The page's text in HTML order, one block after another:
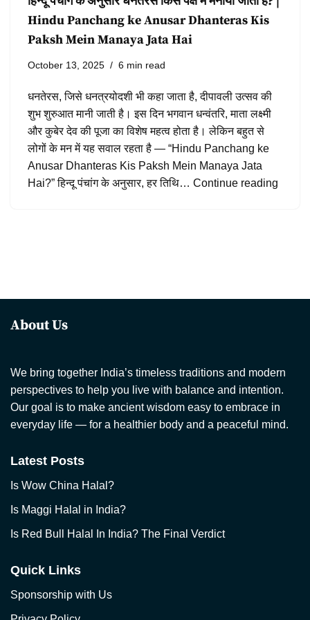
Hindu Panchang ke Anusar Dhanteras Kis
Paksh Mein Manaya Jata Hai
October 13, 2025 6 min read
धनतेरस, जिसे धनत्रयोदशी भी कहा जाता है, दीपावली उत्सव की
शुभ शुरुआत मानी जाती है। इस दिन भगवान धन्वंतरि, माता लक्ष्मी
और कुबेर देव की पूजा का विशेष महत्व होता है। लेकिन बहुत से
लोगों के मन में यह सवाल रहता है — “Hindu Panchang ke
Anusar Dhanteras Kis Paksh Mein Manaya Jata
Hai?” हिन्दू पंचांग के अनुसार, हर तिथि… Continue reading
About Us
We bring together India’s timeless traditions and modern
perspectives to help you live with balance and intention.
Our goal is to make ancient wisdom easy to embrace in
everyday life — for a healthier body and a peaceful mind.
Latest Posts
Is Wow China Halal?
Is Maggi Halal in India?
Is Red Bull Halal In India? The Final Verdict
Quick Links
Sponsorship with Us